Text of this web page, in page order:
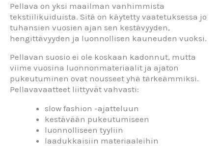
Pellava on yksi maailman vanhimmista
tekstiilikuiduista. Sitä on käytetty vaatetuksessa jo
tuhansien vuosien ajan sen kestävyyden,
hengittävyyden ja luonnollisen kauneuden vuoksi.
Pellavan suosio ei ole koskaan kadonnut, mutta
viime vuosina luonnonmateriaalit ja ajaton
pukeutuminen ovat nousseet yhä tärkeämmiksi.
Pellavavaatteet liittyvät vahvasti:
slow fashion -ajatteluun
kestävään pukeutumiseen
luonnolliseen tyyliin
laadukkaisiin materiaaleihin